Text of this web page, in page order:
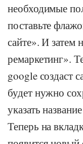
необходимые
поставьте
сайте». И затем
ремаркетинг».
google создаст
будет нужно
указать
Теперь на